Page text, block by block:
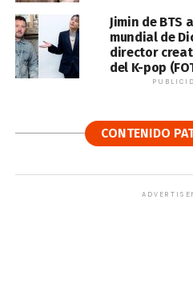
Jimin de BTS
mundial de
director
del K-pop
CONTENIDO